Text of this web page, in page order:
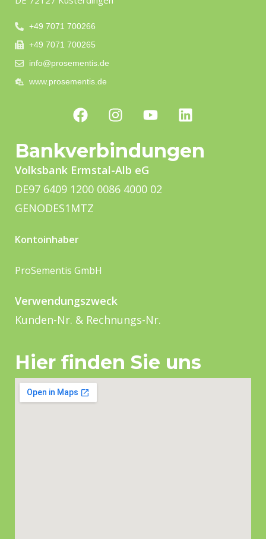
+49 7071 700266
+49 7071 700265
info@prosementis.de
www.prosementis.de
Bankverbindungen
Volksbank Ermstal-Alb eG
DE97 6409 1200 0086 4000 02
GENODES1MTZ
Kontoinhaber
ProSementis GmbH
Verwendungszweck
Kunden-Nr. & Rechnungs-Nr.
Hier finden Sie uns